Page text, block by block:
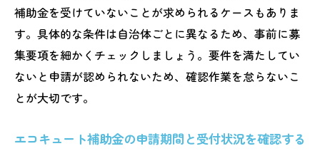
補助金対象となるエコキュートの選び方の
実践法
エコキュート補助金熊本県での賢い製品選
定戦略
補助金活用で始めるエコキュートの省エネ生活
の始め方
補助金を受けていないことが求められるケースもありま
す。具体的な条件は自治体ごとに異なるため、事前に募
集要項を細かくチェックしましょう。要件を満たしてい
ないと申請が認められないため、確認作業を怠らないこ
とが大切です。
エコキュート補助金の申請期間と受付状況を確認する